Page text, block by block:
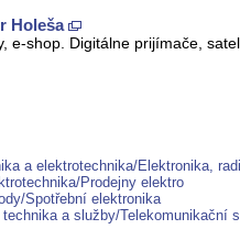
Holeša
e-shop. Digitálne prijímače,
a elektrotechnika/Elektronika,
Prodejny elektro
Spotřební elektronika
a služby/Telekomunikační